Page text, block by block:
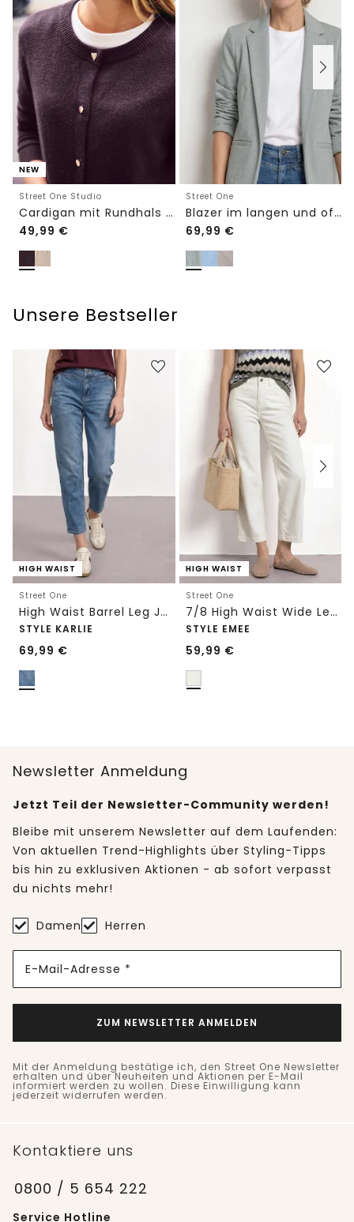
NEW
Street One Studio
Cardigan mit Rundhals und Knöpfen
49,99 €
Street One
Blazer im langen und offenen Schnitt
69,99 €
Unsere Bestseller
HIGH WAIST
Street One
High Waist Barrel Leg Jeans im Loose Fit
STYLE KARLIE
69,99 €
HIGH WAIST
Street One
7/8 High Waist Wide Leg Jeans im Loose Fit
STYLE EMEE
59,99 €
Newsletter Anmeldung
Jetzt Teil der Newsletter-Community werden!
Bleibe mit unserem Newsletter auf dem Laufenden:
Von aktuellen Trend-Highlights über Styling-Tipps
bis hin zu exklusiven Aktionen - ab sofort verpasst
du nichts mehr!
Damen Herren
E-Mail-Adresse *
ZUM NEWSLETTER ANMELDEN
Mit der Anmeldung bestätige ich, den Street One Newsletter
erhalten und über Neuheiten und Aktionen per E-Mail
informiert werden zu wollen. Diese Einwilligung kann
jederzeit widerrufen werden.
Kontaktiere uns
0800 / 5 654 222
Service Hotline